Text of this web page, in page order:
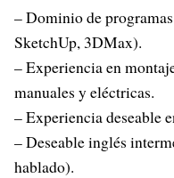
– Dominio de
SketchUp, 3DMax).
– Experiencia en
manuales y eléctricas.
– Experiencia deseable
– Deseable inglés
hablado).